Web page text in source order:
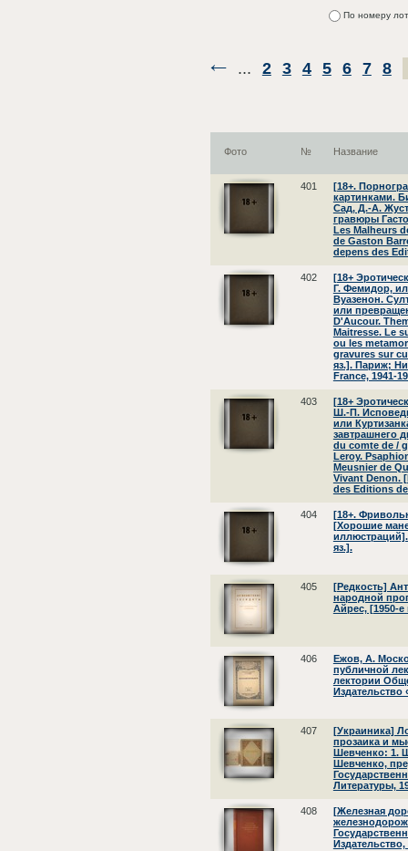
По номеру
... 2 3 4 5 6 7 8
Фото № Название
401
[18+.
картинками.
Сад, Д.-А.
гравюры
Les Malheurs
de Gaston
depens des
402
[18+
Г. Фемидор,
Вуазенон.
или
D'Aucour.
Maitresse. Le
ou les
gravures sur
яз.]. Париж;
France, 1941-
403
[18+
Ш.-П.
или
завтрашнего
du comte de /
Leroy.
Meusnier de
Vivant Denon.
des Editions de
404
[18+.
[Хорошие
яз.].
405
[Редкость]
народной
Айрес, [1950-е
406
Ежов, А.
публичной
лектории
Издательство
407
[Украиника]
прозаика и
Шевченко: 1.
Шевченко,
Литературы,
408
[Железная
Издательство,